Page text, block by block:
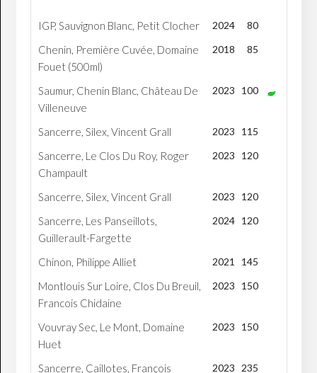
IGP, Sauvignon Blanc, Petit Clocher 2024 80
Chenin, Première Cuvée, Domaine
Fouet (500ml)
2018 85
Saumur, Chenin Blanc, Château De
Villeneuve
2023 100
Sancerre, Silex, Vincent Grall 2023 115
Sancerre, Le Clos Du Roy, Roger
Champault
2023 120
Sancerre, Silex, Vincent Grall 2023 120
Sancerre, Les Panseillots,
Guillerault-Fargette
2024 120
Chinon, Philippe Alliet 2021 145
Montlouis Sur Loire, Clos Du Breuil,
Francois Chidaine
2023 150
Vouvray Sec, Le Mont, Domaine
Huet
2023 150
Sancerre, Caillotes, François
2023 235